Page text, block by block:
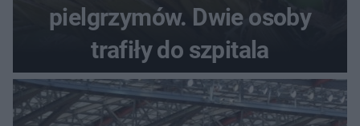
pielgrzymów. Dwie osoby
trafiły do szpitala